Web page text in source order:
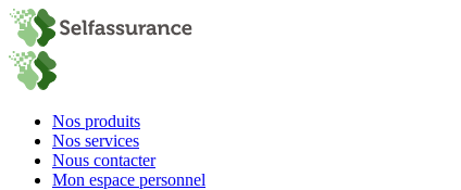
Nos produits
Nos services
Nous contacter
Mon espace personnel